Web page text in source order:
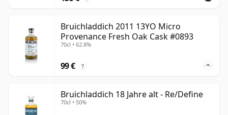
Bruichladdich 2011 13YO Micro
Provenance Fresh Oak Cask #0893
70cl • 62.8%
99 € ?
Bruichladdich 18 Jahre alt - Re/Define
70cl • 50%